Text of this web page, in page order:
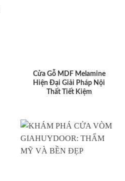
Cửa Gỗ MDF Melamine
Hiện Đại Giải Pháp Nội
Thất Tiết Kiệm